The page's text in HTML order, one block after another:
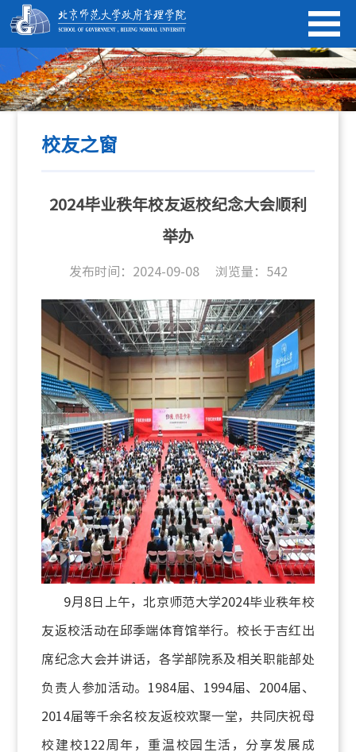
校友之窗
2024毕业秩年校友返校纪念大会顺利
举办
发布时间：2024-09-08 浏览量： 542
9月8日上午，北京师范大学2024毕业秩年校
友返校活动在邱季端体育馆举行。校长于吉红出
席纪念大会并讲话，各学部院系及相关职能部处
负责人参加活动。1984届、1994届、2004届、
2014届等千余名校友返校欢聚一堂，共同庆祝母
校建校122周年，重温校园生活，分享发展成